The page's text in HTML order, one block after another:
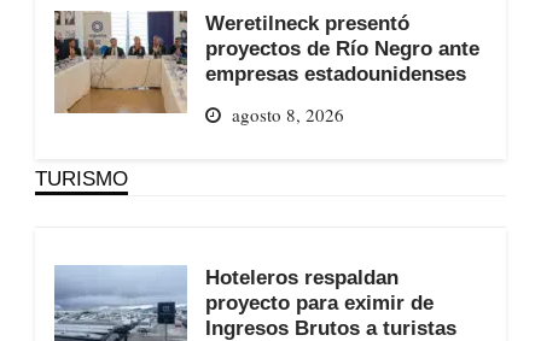
Weretilneck presentó
proyectos de Río Negro ante
empresas estadounidenses
agosto 8, 2026
TURISMO
Hoteleros respaldan
proyecto para eximir de
Ingresos Brutos a turistas